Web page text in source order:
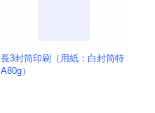
長3封筒印刷（用紙：白封筒特
A80g）